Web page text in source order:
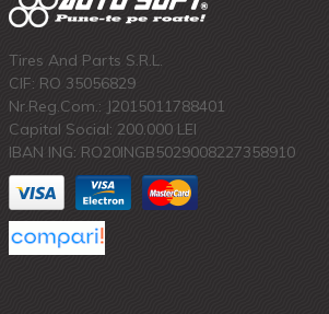
Tires And Parts S.R.L.
CIF: RO 35056829
Nr.Reg.Com.: J2015011788401
Capital Social: 200.000 LEI
IBAN ING: RO20INGB5029008227358910